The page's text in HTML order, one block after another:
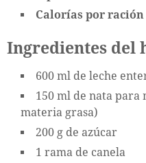
Calorías por
Ingredientes del
600 ml de leche
150 ml de nata para
materia grasa)
200 g de azúcar
1 rama de canela